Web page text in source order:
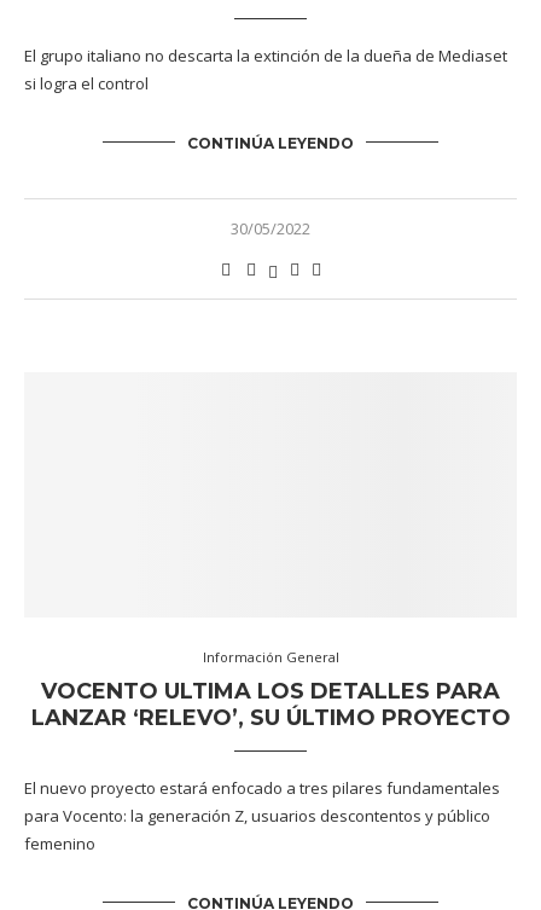
El grupo italiano no descarta la extinción de la dueña de Mediaset
si logra el control
CONTINÚA LEYENDO
30/05/2022
Información General
VOCENTO ULTIMA LOS DETALLES PARA
LANZAR ‘RELEVO’, SU ÚLTIMO PROYECTO
El nuevo proyecto estará enfocado a tres pilares fundamentales
para Vocento: la generación Z, usuarios descontentos y público
femenino
CONTINÚA LEYENDO